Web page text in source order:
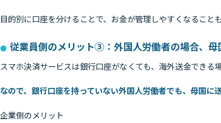
目的別に口座を分けることで、お金が管理しやすくなること
従業員側のメリット③：外国人労働者の場合、母
スマホ決済サービスは銀行口座がなくても、海外送金できる
なので、銀行口座を持っていない外国人労働者でも、母国に
企業側のメリット